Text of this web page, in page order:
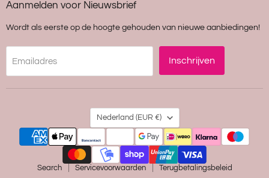
Aanmelden voor Nieuwsbrief
Wordt als eerste op de hoogte gehouden van nieuwe aanbiedingen!
Emailadres Inschrijven
Land
Nederland (EUR €)
Search Servicevoorwaarden Terugbetalingsbeleid